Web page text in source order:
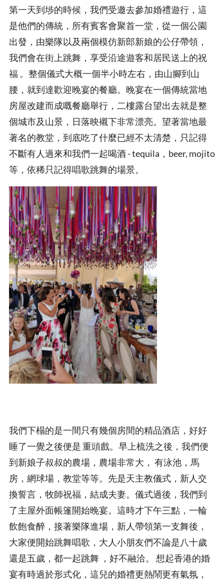
第一天到埗的時候，我們受邀去參加婚禮遊行，這
是他們的傳統，所有賓客會聚首一堂，從一個公園
出發，由樂隊以及兩個模仿新郎新娘的公仔帶領，
我們會在街上跳舞，享受沿途遊客和居民送上的祝
福 。整個儀式大概一個半小時左右，由山腳到山
腰，就到達歡迎晚宴的餐廳。晚宴在一個傳統當地
房屋改建而成嘅餐廳舉行，二樓露台望出去就是整
個城市及山景，日落映襯下非常漂亮。望著當地最
著名的教堂，到底吃了什麼已經不太清楚，只記得
不斷有人過來和我們一起喝酒 - tequila，beer, mojito
等，依稀只記得唱歌跳舞的場景。
我們下榻的是一間只有幾個房間的精品酒店，好好
睡了一覺之後便是 重頭戲。早上梳洗之後，我們便
到新娘子叔叔的農場，農場非常大， 有泳池，馬
房，網球場，教堂等等。先是天主教儀式，新人交
換誓言，牧師祝福，結成夫妻。儀式過後，我們到
了主屋外面帳篷開始晚宴。這時才下午三點，一輪
飲飽食醉，接著樂隊進場，新人帶領第一支舞後，
大家便開始跳舞唱歌，大人小朋友們不論是八十歲
還是五歲，都一起跳舞 ，好不融洽。 想起香港的婚
宴有時過於形式化，這兒的婚禮更熱鬧更有氣氛，